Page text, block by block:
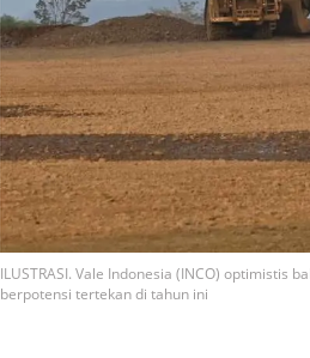
ILUSTRASI. Vale Indonesia (INCO) optimistis
berpotensi tertekan di tahun ini